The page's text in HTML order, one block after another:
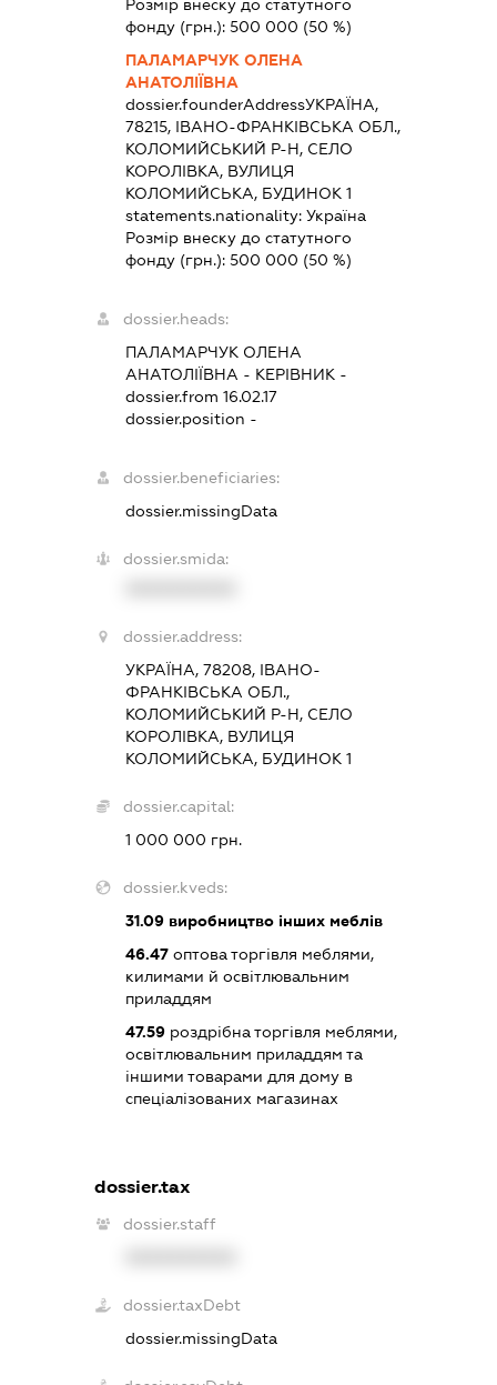
Розмір внеску до статутного
фонду (грн.):500 000 (50 %)
ПАЛАМАРЧУК ОЛЕНА
АНАТОЛІЇВНА
dossier.founderAddressУКРАЇНА,
78215, ІВАНО-ФРАНКІВСЬКА ОБЛ.,
КОЛОМИЙСЬКИЙ Р-Н, СЕЛО
КОРОЛІВКА, ВУЛИЦЯ
КОЛОМИЙСЬКА, БУДИНОК 1
statements.nationality:Україна
Розмір внеску до статутного
фонду (грн.):500 000 (50 %)
dossier.heads:
ПАЛАМАРЧУК ОЛЕНА
АНАТОЛІЇВНА - КЕРІВНИК -
dossier.from 16.02.17
dossier.position -
dossier.beneficiaries:
dossier.missingData
dossier.smida:
dossier.address:
УКРАЇНА, 78208, ІВАНО-
ФРАНКІВСЬКА ОБЛ.,
КОЛОМИЙСЬКИЙ Р-Н, СЕЛО
КОРОЛІВКА, ВУЛИЦЯ
КОЛОМИЙСЬКА, БУДИНОК 1
dossier.capital:
1 000 000 грн.
dossier.kveds:
31.09 виробництво інших меблів
46.47 оптова торгівля меблями,
килимами й освітлювальним
приладдям
47.59 роздрібна торгівля меблями,
освітлювальним приладдям та
іншими товарами для дому в
спеціалізованих магазинах
dossier.tax
dossier.staff
dossier.taxDebt
dossier.missingData